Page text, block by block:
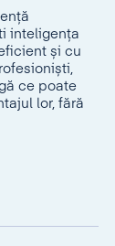
inteligența
și cu
ce poate
lor, fără